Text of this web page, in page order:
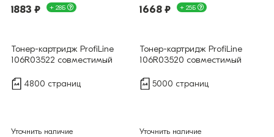
1883 ₽ + 28Б
Тонер-картридж ProfiLine
106R03522 совместимый
4800 страниц
Уточнить наличие
1668 ₽ + 25Б
Тонер-картридж ProfiLine
106R03520 совместимый
5000 страниц
Уточнить наличие